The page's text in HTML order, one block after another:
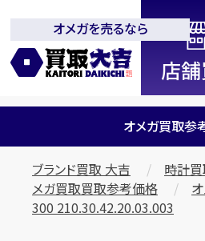
全国2200店舗以上展開中！
信
吉」
オメガを売るなら
オメガ買取参
ブランド買取 大吉 時計
メガ買取買取参考価格
300 210.30.42.20.03.003